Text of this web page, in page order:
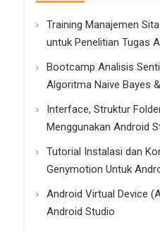
Training Manajemen
untuk Penelitian Tugas
Bootcamp Analisis
Algoritma Naive Bayes
Interface, Struktur
Menggunakan Android
Tutorial Instalasi dan
Genymotion Untuk
Android Virtual Device
Android Studio